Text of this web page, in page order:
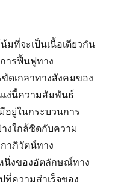
ที่จะเป็นเนื้อเดียวกัน
ารฟื้นฟูทาง
ดเกลาทางสังคมของ
ง่นี้ความสัมพันธ์
ยู่ในกระบวนการ
งใกล้ชิดกับความ
าภิวัตน์ทาง
นึ่งของอัตลักษณ์ทาง
ความสำเร็จของ